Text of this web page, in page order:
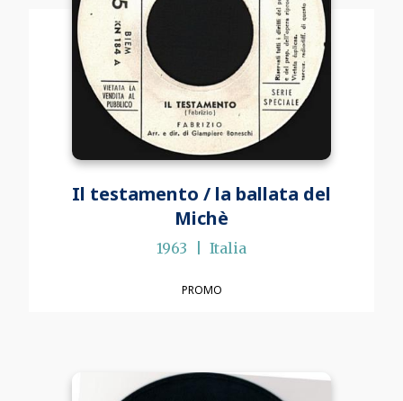
Il testamento / la ballata del
Michè
1963 Italia
PROMO